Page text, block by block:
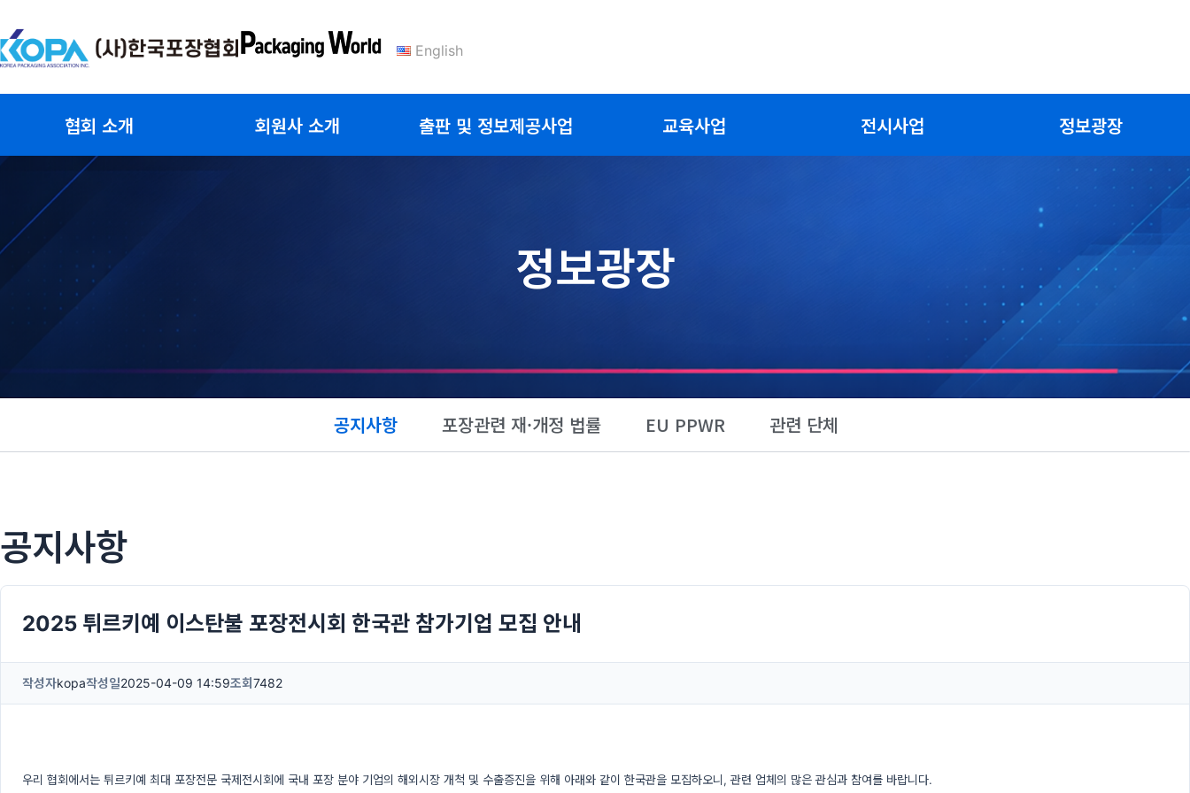
텐
츠
English
협회 소개 회원사 소개 출판 및 정보제공사업 교육사업 전시사업 정보광장
정보광장
공지사항 포장관련 재·개정 법률 EU PPWR 관련 단체
공지사항
2025 튀르키예 이스탄불 포장전시회 한국관 참가기업 모집 안내
작성자kopa작성일2025-04-09 14:59조회 7482
우리 협회에서는 튀르키예 최대 포장전문 국제전시회에 국내 포장 분야 기업의 해외시장 개척 및 수출증진을 위해 아래와 같이 한국관을 모집하오니, 관련 업체의 많은 관심과 참여를 바랍니다.